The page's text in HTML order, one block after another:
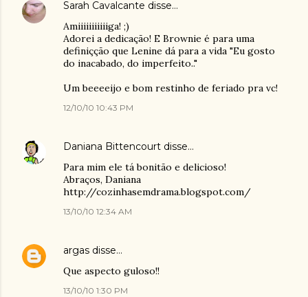
Sarah Cavalcante disse…
Amiiiiiiiiiiiga! ;)
Adorei a dedicação! E Brownie é para uma
definiçção que Lenine dá para a vida "Eu gosto
do inacabado, do imperfeito.."
Um beeeeijo e bom restinho de feriado pra vc!
12/10/10 10:43 PM
Daniana Bittencourt disse…
Para mim ele tá bonitão e delicioso!
Abraços, Daniana
http://cozinhasemdrama.blogspot.com/
13/10/10 12:34 AM
argas disse…
Que aspecto guloso!!
13/10/10 1:30 PM